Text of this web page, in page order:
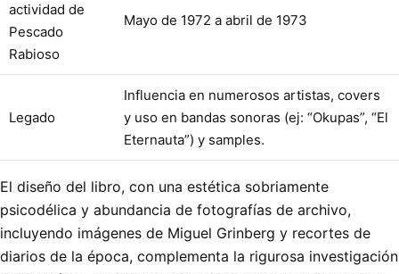
actividad de
Pescado
Rabioso
Mayo de 1972 a abril de 1973
Legado
Influencia en numerosos artistas, covers
y uso en bandas sonoras (ej: “Okupas”, “El
Eternauta”) y samples.
El diseño del libro, con una estética sobriamente
psicodélica y abundancia de fotografías de archivo,
incluyendo imágenes de Miguel Grinberg y recortes de
diarios de la época, complementa la rigurosa investigación